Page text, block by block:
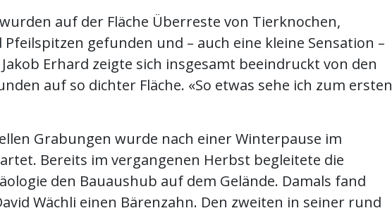
auf der Fläche Überreste von Tierknochen,
gefunden und – auch eine kleine Sensation –
Erhard zeigte sich insgesamt beeindruckt von den
auf so dichter Fläche. «So etwas sehe ich zum ersten
Grabungen wurde nach einer Winterpause im
Bereits im vergangenen Herbst begleitete die
den Bauaushub auf dem Gelände. Damals fand
Wächli einen Bärenzahn. Den zweiten in seiner rund